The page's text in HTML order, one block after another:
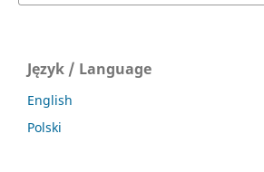
Język / Language
English
Polski